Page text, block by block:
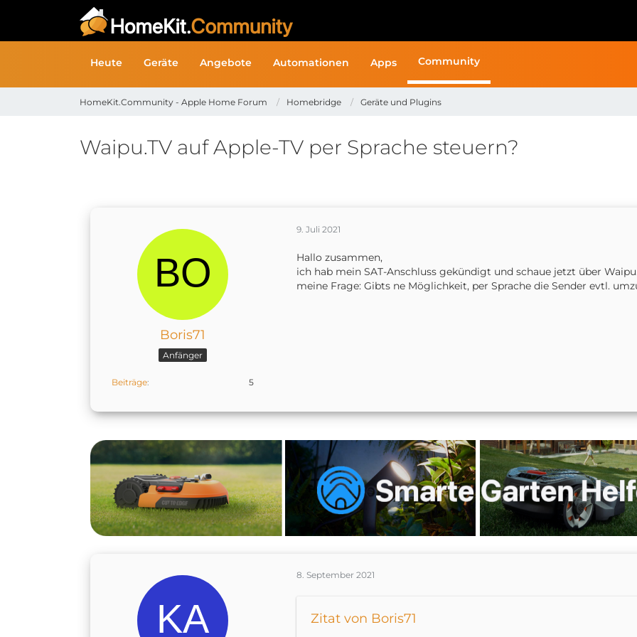
Heute Geräte Angebote Automationen Apps Community
HomeKit.Community - Apple Home Forum Homebridge Geräte und Plugins
Waipu.TV auf Apple-TV per Sprache steuern?
Boris71
Anfänger
Beiträge 5
9. Juli 2021
Hallo zusammen,
ich hab mein SAT-Anschluss gekündigt und schaue jetzt über
meine Frage: Gibts ne Möglichkeit, per Sprache die Sender evtl.
8. September 2021
Zitat von Boris71